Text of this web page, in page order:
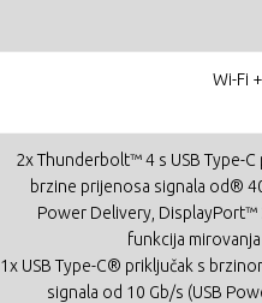
Wi-Fi
2x Thunderbolt™ 4 s USB Type-C
brzine prijenosa signala od®
Power Delivery, DisplayPort™
funkcija
1x USB Type-C® priključak s
signala od 10 Gb/s (USB